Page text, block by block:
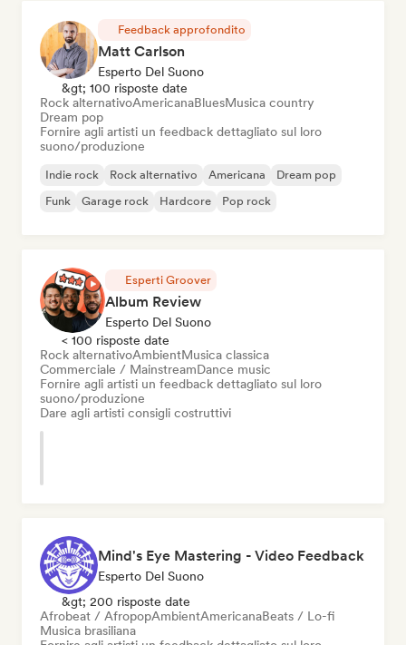
Feedback approfondito
Matt Carlson
Esperto Del Suono
&gt; 100 risposte date
Rock alternativoAmericanaBluesMusica country
Dream pop
Fornire agli artisti un feedback dettagliato sul loro
suono/produzione
Indie rock Rock alternativo Americana
Dream pop
Funk
Garage rock Hardcore Pop rock
Esperti Groover
Album Review
Esperto Del Suono
< 100 risposte date
Rock alternativoAmbientMusica classica
Commerciale / MainstreamDance music
Fornire agli artisti un feedback dettagliato sul loro
suono/produzione
Dare agli artisti consigli costruttivi
Mind's Eye Mastering - Video Feedback
Esperto Del Suono
&gt; 200 risposte date
Afrobeat / AfropopAmbientAmericanaBeats / Lo-fi
Musica brasiliana